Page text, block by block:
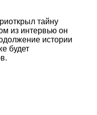
тайну
из интервью он
истории
будет